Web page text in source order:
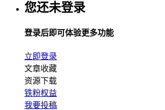
您还未登录
登录后即可体验更多功能
立即登录
文章收藏
资源下载
铁粉权益
我要投稿